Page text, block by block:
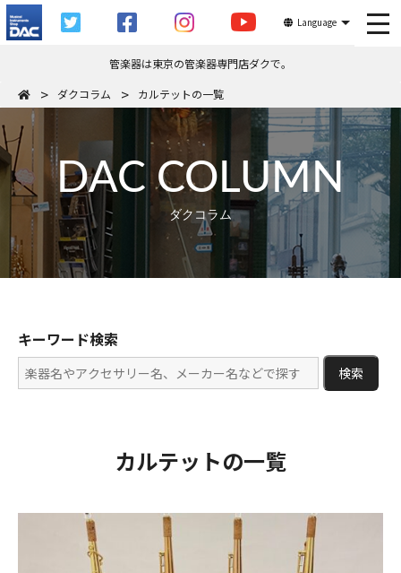
Language
管楽器は東京の管楽器専門店ダクで。
ダクコラム
カルテットの一覧
DAC COLUMN
ダクコラム
キーワード検索
検索
カルテットの一覧